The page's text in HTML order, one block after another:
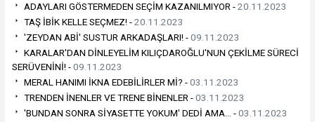
ADAYLARI GÖSTERMEDEN SEÇİM KAZANILMIYOR -20.11.2023
TAŞ İBİK KELLE SEÇMEZ! -20.11.2023
'ZEYDAN ABİ' SUSTUR ARKADAŞLARI! -09.11.2023
KARALAR'DAN DİNLEYELİM KILIÇDAROĞLU'NUN ÇEKİLME SÜRECİ
SERÜVENİNİ! -09.11.2023
MERAL HANIMI İKNA EDEBİLİRLER Mİ? -03.11.2023
TRENDEN İNENLER VE TRENE BİNENLER -03.11.2023
'BUNDAN SONRA SİYASETTE YOKUM' DEDİ AMA… -03.11.2023